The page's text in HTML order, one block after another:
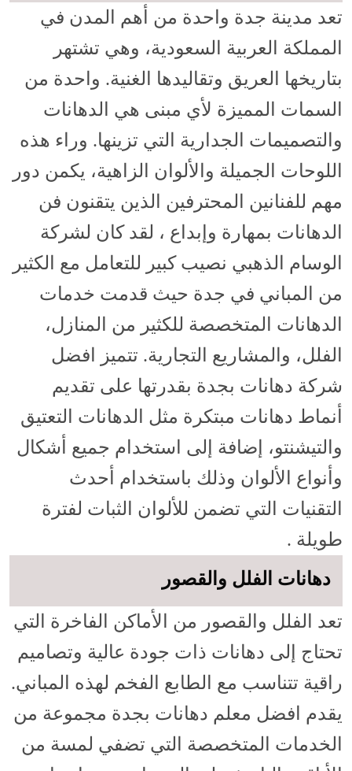
تعد مدينة جدة واحدة من أهم المدن في
المملكة العربية السعودية، وهي تشتهر
بتاريخها العريق وتقاليدها الغنية. واحدة من
السمات المميزة لأي مبنى هي الدهانات
والتصميمات الجدارية التي تزينها. وراء هذه
اللوحات الجميلة والألوان الزاهية، يكمن دور
مهم للفنانين المحترفين الذين يتقنون فن
الدهانات بمهارة وإبداع ، لقد كان لشركة
الوسام الذهبي نصيب كبير للتعامل مع الكثير
من المباني في جدة حيث قدمت خدمات
الدهانات المتخصصة للكثير من المنازل،
الفلل، والمشاريع التجارية. تتميز افضل
شركة دهانات بجدة بقدرتها على تقديم
أنماط دهانات مبتكرة مثل الدهانات التعتيق
والتيشنتو، إضافة إلى استخدام جميع أشكال
وأنواع الألوان وذلك باستخدام أحدث
التقنيات التي تضمن للألوان الثبات لفترة
طويلة .
دهانات الفلل والقصور
تعد الفلل والقصور من الأماكن الفاخرة التي
تحتاج إلى دهانات ذات جودة عالية وتصاميم
راقية تتناسب مع الطابع الفخم لهذه المباني.
يقدم افضل معلم دهانات بجدة مجموعة من
الخدمات المتخصصة التي تضفي لمسة من